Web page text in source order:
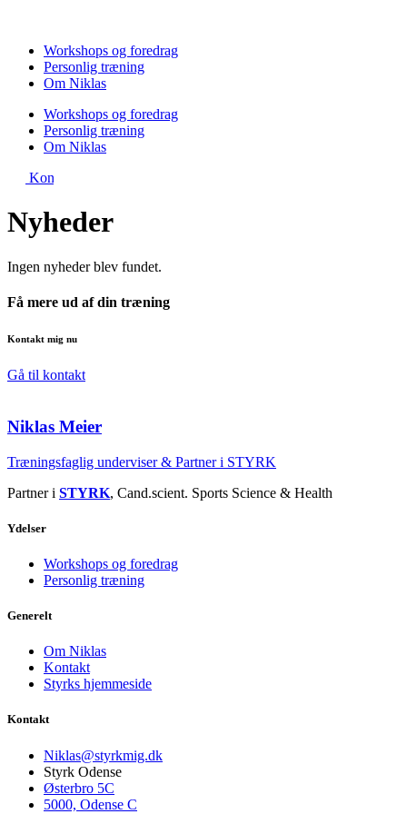
indholdWorkshops og foredrag
Personlig træning
Om Niklas
Workshops og foredrag
Personlig træning
Om Niklas
Kontakt
Nyheder
Ingen nyheder blev fundet.
Få mere ud af din træning
Kontakt mig nu
Gå til kontakt
Niklas Meier
Træningsfaglig underviser & Partner i STYRK
Partner i STYRK, Cand.scient. Sports Science & Health
Ydelser
Workshops og foredrag
Personlig træning
Generelt
Om Niklas
Kontakt
Styrks hjemmeside
Kontakt
Niklas@styrkmig.dk
Styrk Odense
Østerbro 5C
5000, Odense C